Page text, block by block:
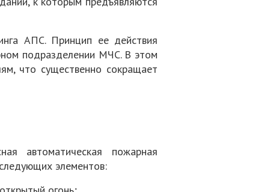
АПС. Принцип ее действия
подразделении МЧС. В этом
что существенно сокращает
автоматическая пожарная
элементов: